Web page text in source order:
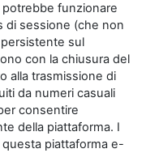
funzionare
di sessione (che non
sul
con la chiusura del
alla trasmissione di
da numeri casuali
consentire
della piattaforma. I
piattaforma e-